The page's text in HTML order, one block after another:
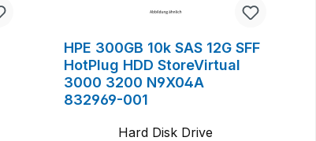
HPE 300GB 10k SAS 12G SFF
HotPlug HDD StoreVirtual
3000 3200 N9X04A
832969-001
Hard Disk Drive